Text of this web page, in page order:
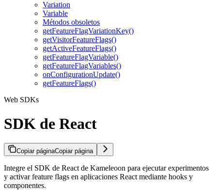
Variation
Variable
Métodos obsoletos
getFeatureFlagVariationKey()
getVisitorFeatureFlags()
getActiveFeatureFlags()
getFeatureFlagVariable()
getFeatureFlagVariables()
onConfigurationUpdate()
getFeatureFlags()
Web SDKs
SDK de React
Copiar páginaCopiar página
Integre el SDK de React de Kameleoon para ejecutar experimentos
y activar feature flags en aplicaciones React mediante hooks y
componentes.